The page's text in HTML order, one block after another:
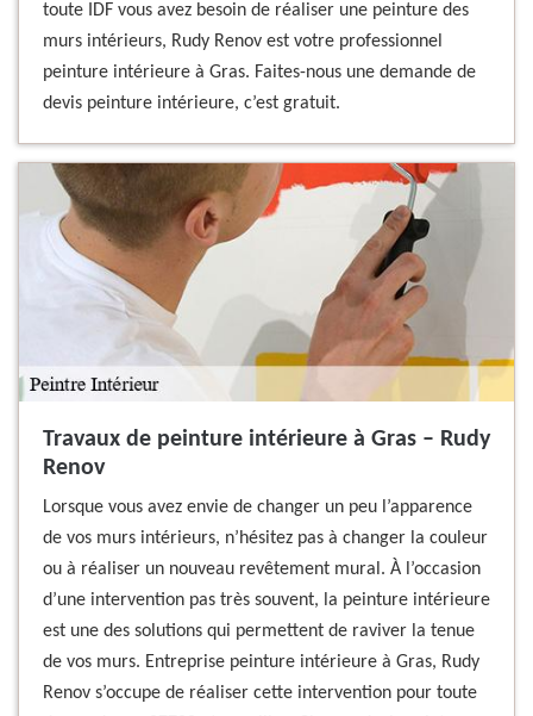
toute IDF vous avez besoin de réaliser une peinture des
murs intérieurs, Rudy Renov est votre professionnel
peinture intérieure à Gras. Faites-nous une demande de
devis peinture intérieure, c’est gratuit.
Travaux de peinture intérieure à Gras – Rudy
Renov
Lorsque vous avez envie de changer un peu l’apparence
de vos murs intérieurs, n’hésitez pas à changer la couleur
ou à réaliser un nouveau revêtement mural. À l’occasion
d’une intervention pas très souvent, la peinture intérieure
est une des solutions qui permettent de raviver la tenue
de vos murs. Entreprise peinture intérieure à Gras, Rudy
Renov s’occupe de réaliser cette intervention pour toute